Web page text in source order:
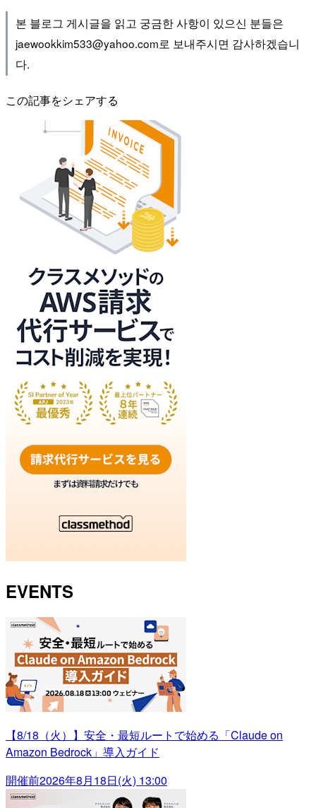
본 블로그 게시글을 읽고 궁금한 사항이 있으신 분들은
jaewookkim533@yahoo.com로 보내주시면 감사하겠습니
다.
この記事をシェアする
EVENTS
【8/18（火）】安全・最短ルートで始める「Claude on
Amazon Bedrock」導入ガイド
開催前2026年8月18日(火) 13:00